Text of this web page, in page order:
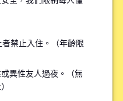
則上僅限參觀一間物件。
在看房前線上諮詢時提供
。
禁止入住。（年齡限
異性友人過夜。（無